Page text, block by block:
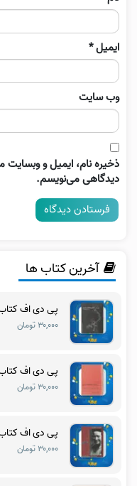
ایمیل*
وب‌ سایت
ذخیره نام، ایمیل و وبسایت
دیدگاهی می‌نویسم.
آخرین کتاب ها
پی دی اف کتاب
۳۰,۰۰۰ تومان
پی دی اف
۳۰,۰۰۰ تومان
پی دی اف
۳۰,۰۰۰ تومان